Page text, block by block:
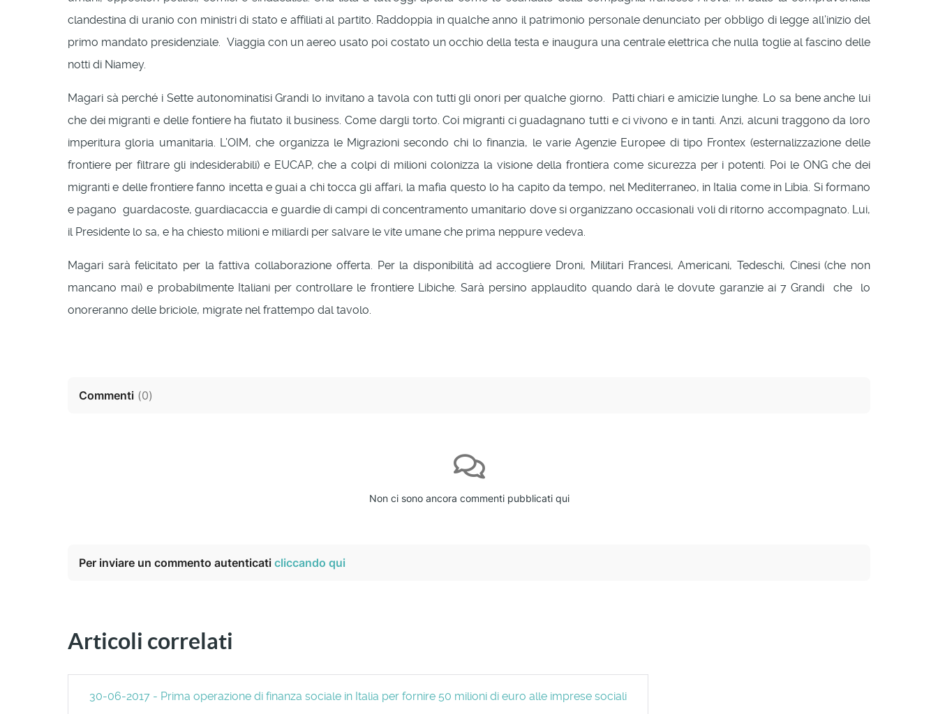
clandestina di uranio con ministri di stato e affiliati al partito. Raddoppia in qualche anno il patrimonio personale denunciato per obbligo di legge all’inizio del
primo mandato presidenziale. Viaggia con un aereo usato poi costato un occhio della testa e inaugura una centrale elettrica che nulla toglie al fascino delle
notti di Niamey.
Magari sà perché i Sette autonominatisi Grandi lo invitano a tavola con tutti gli onori per qualche giorno. Patti chiari e amicizie lunghe. Lo sa bene anche lui
che dei migranti e delle fontiere ha fiutato il business. Come dargli torto. Coi migranti ci guadagnano tutti e ci vivono e in tanti. Anzi, alcuni traggono da loro
imperitura gloria umanitaria. L’OIM, che organizza le Migrazioni secondo chi lo finanzia, le varie Agenzie Europee di tipo Frontex (esternalizzazione delle
frontiere per filtrare gli indesiderabili) e EUCAP, che a colpi di milioni colonizza la visione della frontiera come sicurezza per i potenti. Poi le ONG che dei
migranti e delle frontiere fanno incetta e guai a chi tocca gli affari, la mafia questo lo ha capito da tempo, nel Mediterraneo, in Italia come in Libia. Si formano
e pagano guardacoste, guardiacaccia e guardie di campi di concentramento umanitario dove si organizzano occasionali voli di ritorno accompagnato. Lui,
il Presidente lo sa, e ha chiesto milioni e miliardi per salvare le vite umane che prima neppure vedeva.
Magari sarà felicitato per la fattiva collaborazione offerta. Per la disponibilità ad accogliere Droni, Militari Francesi, Americani, Tedeschi, Cinesi (che non
mancano mai) e probabilmente Italiani per controllare le frontiere Libiche. Sarà persino applaudito quando darà le dovute garanzie ai 7 Grandi che lo
onoreranno delle briciole, migrate nel frattempo dal tavolo.
Commenti (0)
Non ci sono ancora commenti pubblicati qui
Per inviare un commento autenticati cliccando qui
Articoli correlati
30-06-2017 - Prima operazione di finanza sociale in Italia per fornire 50 milioni di euro alle imprese sociali